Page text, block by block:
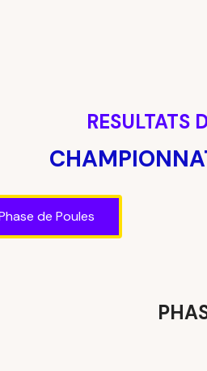
RESULTATS
de Poules